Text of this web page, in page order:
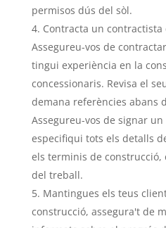
permisos dús del sòl.
Contracta un contractista
Assegureu-vos de
tingui experiència en la
concessionaris. Revisa el
demana referències abans
Assegureu-vos de signar
especifiqui tots els detalls
els terminis de construcció,
del treball.
Mantingues els teus
construcció, assegura't de